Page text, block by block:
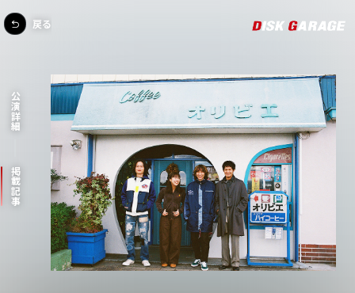
公演詳細
掲載記事
戻る